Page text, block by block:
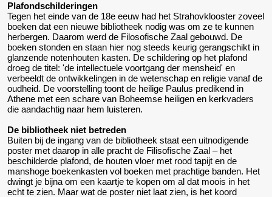
Plafondschilderingen
Tegen het einde van de 18e eeuw had het Strahovklooster zoveel
boeken dat een nieuwe bibliotheek nodig was om ze te kunnen
herbergen. Daarom werd de Filosofische Zaal gebouwd. De
boeken stonden en staan hier nog steeds keurig gerangschikt in
glanzende notenhouten kasten. De schildering op het plafond
droeg de titel: 'de intellectuele voortgang der mensheid' en
verbeeldt de ontwikkelingen in de wetenschap en religie vanaf de
oudheid. De voorstelling toont de heilige Paulus predikend in
Athene met een schare van Boheemse heiligen en kerkvaders
die aandachtig naar hem luisteren.
De bibliotheek niet betreden
Buiten bij de ingang van de bibliotheek staat een uitnodigende
poster met daarop in alle pracht de Filisofische Zaal – het
beschilderde plafond, de houten vloer met rood tapijt en de
manshoge boekenkasten vol boeken met prachtige banden. Het
dwingt je bijna om een kaartje te kopen om al dat moois in het
echt te zien. Maar wat de poster niet laat zien, is het koord